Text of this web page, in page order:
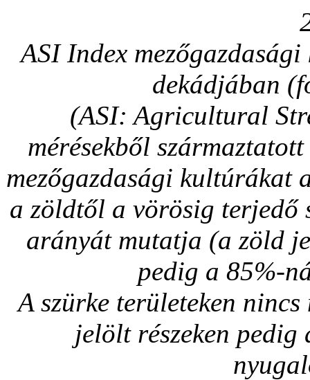
ASI Index
dekádjában
(ASI: Agricultural
mérésekből
mezőgazdasági kultúrákat
a zöldtől a vörösig terjedő
arányát mutatja (a zöld
pedig a 85%-
A szürke területeken
jelölt részeken pedig